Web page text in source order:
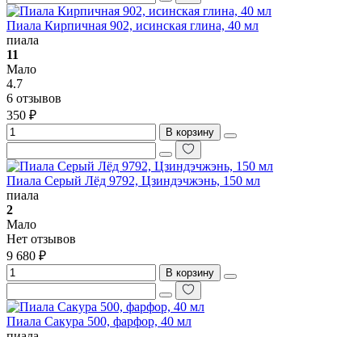
Пиала Кирпичная 902, исинская глина, 40 мл
пиала
11
Мало
4.7
6 отзывов
350 ₽
В корзину
Пиала Серый Лёд 9792, Цзиндэчжэнь, 150 мл
пиала
2
Мало
Нет отзывов
9 680 ₽
В корзину
Пиала Сакура 500, фарфор, 40 мл